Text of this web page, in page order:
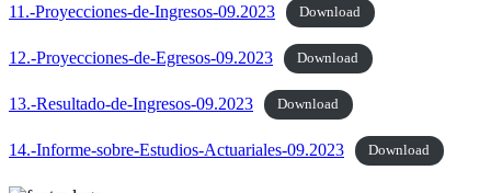
11.-Proyecciones-de-Ingresos-09.2023 Download
12.-Proyecciones-de-Egresos-09.2023 Download
13.-Resultado-de-Ingresos-09.2023 Download
14.-Informe-sobre-Estudios-Actuariales-09.2023 Download